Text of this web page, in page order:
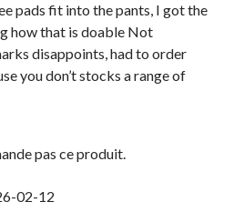
pads fit into the pants, I got the
how that is doable Not
disappoints, had to order
you don’t stocks a range of
pas ce produit.
02-12